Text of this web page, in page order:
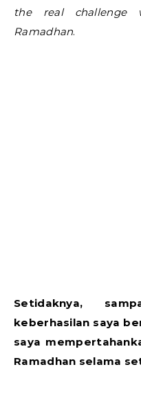
the real challenge
Ramadhan.
Setidaknya,
keberhasilan saya
saya
Ramadhan selama